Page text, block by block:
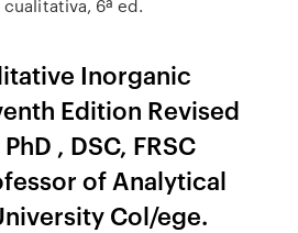
6ª ed.
Inorganic
Edition Revised
, DSC, FRSC
of Analytical
Col/ege.